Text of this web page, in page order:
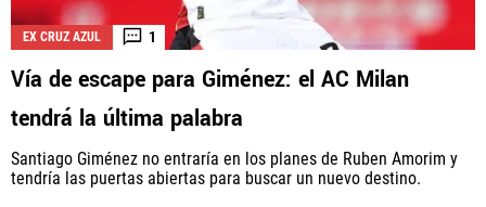
EX CRUZ AZUL 1
Vía de escape para Giménez: el AC Milan
tendrá la última palabra
Santiago Giménez no entraría en los planes de Ruben Amorim y
tendría las puertas abiertas para buscar un nuevo destino.